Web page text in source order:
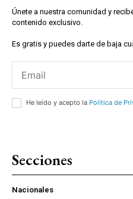
Únete a nuestra comunidad y
contenido exclusivo.
Es gratis y puedes darte de baja
He leído y acepto la Política de
Secciones
Nacionales